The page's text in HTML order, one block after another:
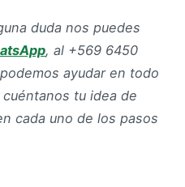
duda nos puedes
, al +569 6450
ayudar en todo
tu idea de
cada uno de los pasos